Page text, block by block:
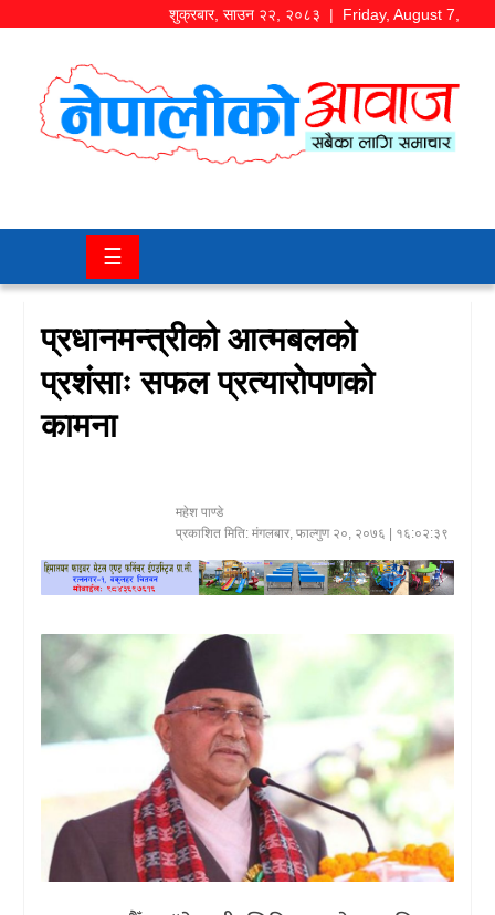
शुक्रबार, साउन २२, २०८३ | Friday, August 7,
समाज/
चितवन
मनोरञ्जन
अर्थ/
बजार
प्रदेश
प्रवास/
स्वास्थ्य/
अन्तर्वार्ता
☰
प्रधानमन्त्रीको आत्मबलको
प्रशंसाः सफल प्रत्यारोपणको
कामना
महेश पाण्डे
प्रकाशित मिति: मंगलबार, फाल्गुण २०, २०७६ | १६:०२:३९